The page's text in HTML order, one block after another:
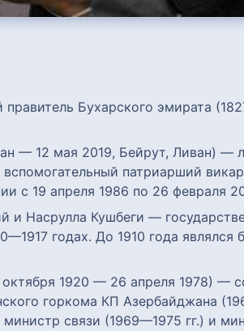
Бухарского эмирата
патриарший
с 19 апреля 1986 по 26 февраля
Насрулла Кушбеги —
годах. До 1910 года являлся
1920 — 26 апреля 1978) —
горкома КП Азербайджана
связи (1969—1975 гг.) и